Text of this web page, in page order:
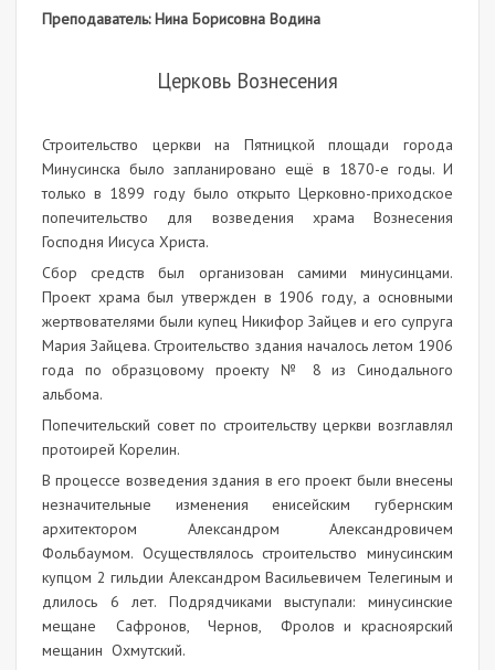
Преподаватель: Нина Борисовна Водина
Церковь Вознесения
Строительство церкви на Пятницкой площади города
Минусинска было запланировано ещё в 1870-е годы. И
только в 1899 году было открыто Церковно-приходское
попечительство для возведения храма Вознесения
Господня Иисуса Христа.
Сбор средств был организован самими минусинцами.
Проект храма был утвержден в 1906 году, а основными
жертвователями были купец Никифор Зайцев и его супруга
Мария Зайцева. Строительство здания началось летом 1906
года по образцовому проекту № 8 из Синодального
альбома.
Попечительский совет по строительству церкви возглавлял
протоирей Корелин.
В процессе возведения здания в его проект были внесены
незначительные изменения енисейским губернским
архитектором Александром Александровичем
Фольбаумом. Осуществлялось строительство минусинским
купцом 2 гильдии Александром Васильевичем Телегиным и
длилось 6 лет. Подрядчиками выступали: минусинские
мещане Сафронов, Чернов, Фролов и красноярский
мещанин Охмутский.